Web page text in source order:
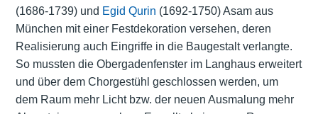
(1686-1739) und Egid Qurin (1692-1750) Asam aus
München mit einer Festdekoration versehen, deren
Realisierung auch Eingriffe in die Baugestalt verlangte.
So mussten die Obergadenfenster im Langhaus erweitert
und über dem Chorgestühl geschlossen werden, um
dem Raum mehr Licht bzw. der neuen Ausmalung mehr